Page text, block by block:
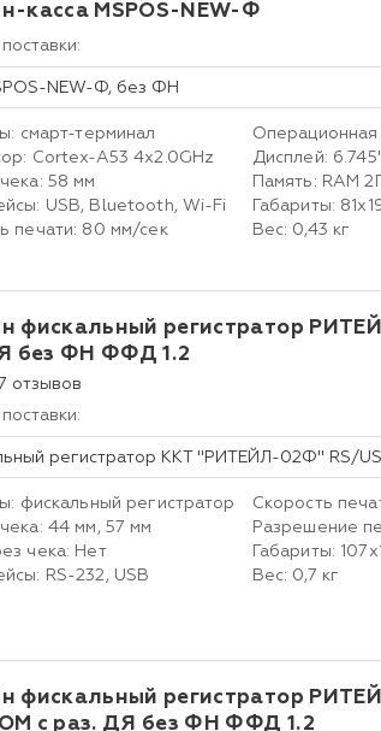
касса MSPOS-NEW-Ф
NEW-Ф, без ФН
смарт-терминал
Cortex-A53 4x2.0GHz
58 мм
USB, Bluetooth, Wi-Fi
печати: 80 мм/сек
Операционная
Дисплей:
Память: RAM
Габариты:
Вес: 0,43 кг
фискальный регистратор
без ФН ФФД 1.2
отзывов
фискальный регистратор
44 мм, 57 мм
чека: Нет
RS-232, USB
Скорость
Разрешение
Габариты:
Вес: 0,7 кг
фискальный регистратор
с раз. ДЯ без ФН ФФД 1.2